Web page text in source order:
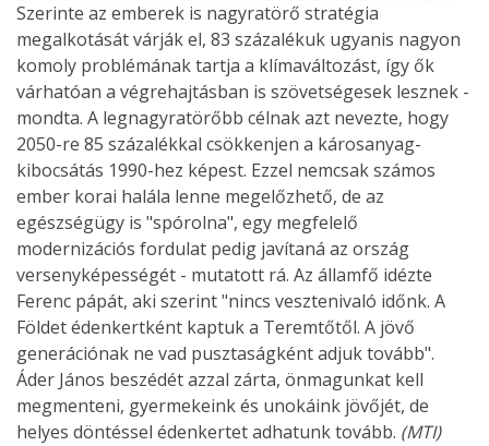
Szerinte az emberek is nagyratörő stratégia
megalkotását várják el, 83 százalékuk ugyanis nagyon
komoly problémának tartja a klímaváltozást, így ők
várhatóan a végrehajtásban is szövetségesek lesznek -
mondta. A legnagyratörőbb célnak azt nevezte, hogy
2050-re 85 százalékkal csökkenjen a károsanyag-
kibocsátás 1990-hez képest. Ezzel nemcsak számos
ember korai halála lenne megelőzhető, de az
egészségügy is "spórolna", egy megfelelő
modernizációs fordulat pedig javítaná az ország
versenyképességét - mutatott rá. Az államfő idézte
Ferenc pápát, aki szerint "nincs vesztenivaló időnk. A
Földet édenkertként kaptuk a Teremtőtől. A jövő
generációnak ne vad pusztaságként adjuk tovább".
Áder János beszédét azzal zárta, önmagunkat kell
megmenteni, gyermekeink és unokáink jövőjét, de
helyes döntéssel édenkertet adhatunk tovább. (MTI)